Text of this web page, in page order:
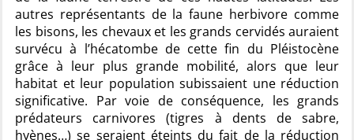
autres représentants de la faune herbivore comme
les bisons, les chevaux et les grands cervidés auraient
survécu à l’hécatombe de cette fin du Pléistocène
grâce à leur plus grande mobilité, alors que leur
habitat et leur population subissaient une réduction
significative. Par voie de conséquence, les grands
prédateurs carnivores (tigres à dents de sabre,
hyènes…) se seraient éteints du fait de la réduction